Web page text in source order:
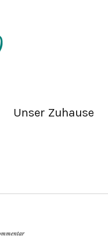
Unser Zuhause